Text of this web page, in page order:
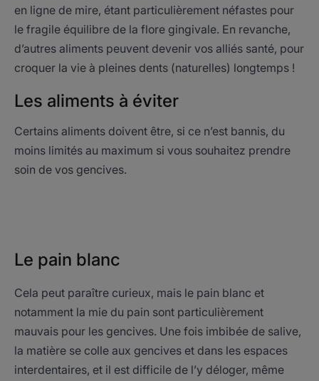
en ligne de mire, étant particulièrement néfastes pour
le fragile équilibre de la flore gingivale. En revanche,
d’autres aliments peuvent devenir vos alliés santé, pour
croquer la vie à pleines dents (naturelles) longtemps !
Les aliments à éviter
Certains aliments doivent être, si ce n’est bannis, du
moins limités au maximum si vous souhaitez prendre
soin de vos gencives.
Le pain blanc
Cela peut paraître curieux, mais le pain blanc et
notamment la mie du pain sont particulièrement
mauvais pour les gencives. Une fois imbibée de salive,
la matière se colle aux gencives et dans les espaces
interdentaires, et il est difficile de l’y déloger, même